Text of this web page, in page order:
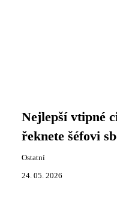
Nejlepší vtipné
řeknete šéfovi
Ostatní
24. 05. 2026